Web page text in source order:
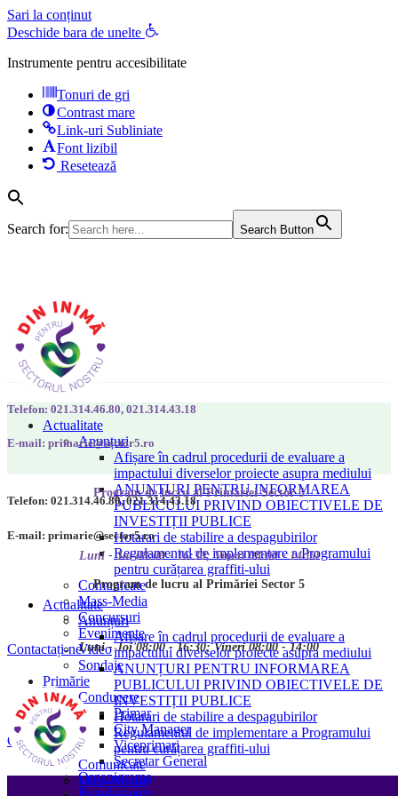
Sari la conținut
Deschide bara de unelte
Instrumente pentru accesibilitate
Tonuri de gri
Contrast mare
Link-uri Subliniate
Font lizibil
Resetează
Search for: Search Button
Actualitate
Anunțuri
Afișare în cadrul procedurii de evaluare a
impactului diverselor proiecte asupra mediului
ANUNȚURI PENTRU INFORMAREA
PUBLICULUI PRIVIND OBIECTIVELE DE
INVESTIȚII PUBLICE
Hotarari de stabilire a despagubirilor
Regulamentul de implementare a Programului
pentru curățarea graffiti-ului
Comunicate
Mass-Media
Concursuri
Evenimente
Video
Sondaje
Primărie
Conducere
Primar
City Manager
Viceprimari
Secretar General
Organigrama
Regulamente
Telefon: 021.314.46.80, 021.314.43.18
E-mail: primarie@sector5.ro
Program de lucru al Primăriei Sector 5
Luni - Joi 08:00 - 16:30; Vineri 08:00 - 14:00
Contactați-ne
Telefon: 021.314.46.80, 021.314.43.18
E-mail: primarie@sector5.ro
Program de lucru al Primăriei Sector 5
Luni - Joi 08:00 - 16:30; Vineri 08:00 - 14:00
Contactați-ne
Actualitate
Anunțuri
Afișare în cadrul procedurii de evaluare a
impactului diverselor proiecte asupra mediului
ANUNȚURI PENTRU INFORMAREA
PUBLICULUI PRIVIND OBIECTIVELE DE
INVESTIȚII PUBLICE
Hotarari de stabilire a despagubirilor
Regulamentul de implementare a Programului
pentru curățarea graffiti-ului
Comunicate
Mass-Media